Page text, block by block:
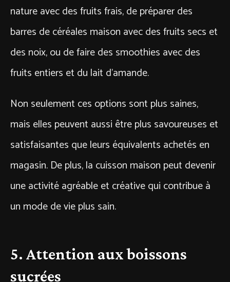
nature avec des fruits frais, de préparer des
barres de céréales maison avec des fruits secs et
des noix, ou de faire des smoothies avec des
fruits entiers et du lait d’amande.
Non seulement ces options sont plus saines,
mais elles peuvent aussi être plus savoureuses et
satisfaisantes que leurs équivalents achetés en
magasin. De plus, la cuisson maison peut devenir
une activité agréable et créative qui contribue à
un mode de vie plus sain.
5. Attention aux boissons
sucrées